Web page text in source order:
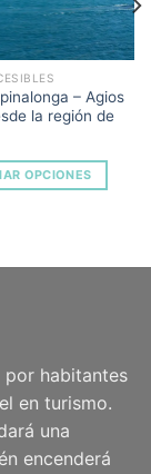
– Agios
la región de
OPCIONES
por habitantes
en turismo.
una
encenderá